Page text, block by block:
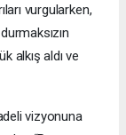
vurgularken,
alkış aldı ve
vizyonuna